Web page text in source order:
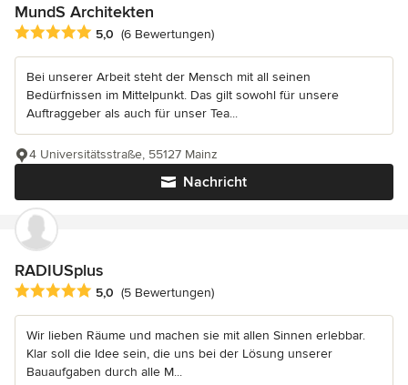
MundS Architekten
Durchschnittliche Bewertung: 5 von 5 Sternen
5,0 (6 Bewertungen)
Bei unserer Arbeit steht der Mensch mit all seinen
Bedürfnissen im Mittelpunkt. Das gilt sowohl für unsere
Auftraggeber als auch für unser Tea...
Nachricht
4 Universitätsstraße, 55127 Mainz
RADIUSplus
Durchschnittliche Bewertung: 5 von 5 Sternen
5,0 (5 Bewertungen)
Wir lieben Räume und machen sie mit allen Sinnen erlebbar.
Klar soll die Idee sein, die uns bei der Lösung unserer
Bauaufgaben durch alle M...